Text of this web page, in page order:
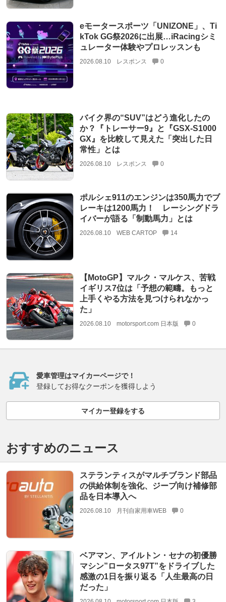
eモータースポーツ「UNIZONE」、Ti
kTok GG祭2026に出展…iRacingシミ
ュレーター体験やプロレッスンも
2026.08.10 レスポンス 0
バイク界の“SUV”はどう進化したの
か？『トレーサー9』と『GSX-S1000
GX』を比較して見えた「突出した日
常性」とは
2026.08.10 レスポンス 0
ポルシェ911のエンジンは350馬力でブ
レーキは1200馬力！ レーシングドラ
イバーが語る「制動馬力」とは
2026.08.10 WEB CARTOP 14
【MotoGP】マルク・マルケス、苦戦
イギリス7位は「予想の範疇。もっと
上手くやる方法を見つけられなかっ
た」
2026.08.10 motorsport.com 日本版 0
愛車管理はマイカーページで！
登録してお得なクーポンを獲得しよう
マイカー登録をする
おすすめのニュース
ステランティスがマルチブランド部品
の供給体制を強化、ジープ向け補修部
品を日本導入へ
2026.08.10 月刊自家用車WEB 0
ベアマン、アイルトン・セナの初優勝
マシン”ロータス97T”をドライブした
感激の1日を振り返る「人生最高の日
だった」